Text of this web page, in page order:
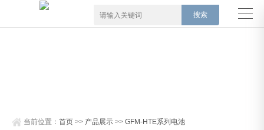
当前位置：首页 >> 产品展示 >>GFM-HTE系列电池